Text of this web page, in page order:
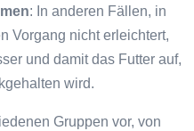
: In anderen Fällen, in
Vorgang nicht erleichtert,
und damit das Futter auf,
wird.
Gruppen vor, von